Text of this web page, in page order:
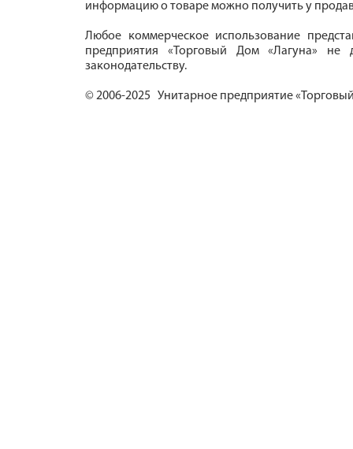
информацию о товаре можно получить у
Любое коммерческое использование
предприятия «Торговый Дом «Лагуна» не
законодательству.
© 2006-2025 Унитарное предприятие